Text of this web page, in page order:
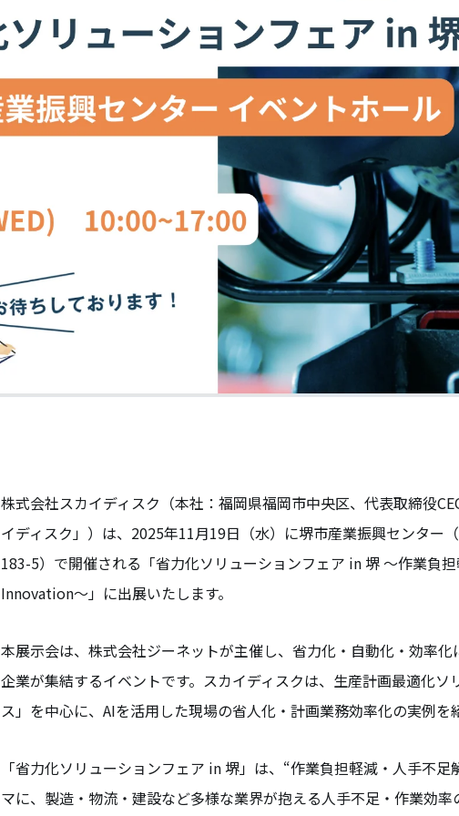
株式会社スカイディスク（本社：福岡県福岡市中央区、代表取締役
イディスク」）は、2025年11月19日（水）に堺市産業振興センター
183-5）で開催される「省力化ソリューションフェア in 堺 ～作業負
Innovation～」に出展いたします。
本展示会は、株式会社ジーネットが主催し、省力化・自動化・効率化
企業が集結するイベントです。スカイディスクは、生産計画最適化ソ
ス」を中心に、AIを活用した現場の省人化・計画業務効率化の実例を
「省力化ソリューションフェア in 堺」は、“作業負担軽減・人手不
マに、製造・物流・建設など多様な業界が抱える人手不足・作業効率